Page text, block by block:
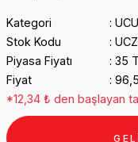
Kategori
Stok Kodu
Piyasa Fiyatı
35
Fiyat
*12,34 ₺ den başlayan